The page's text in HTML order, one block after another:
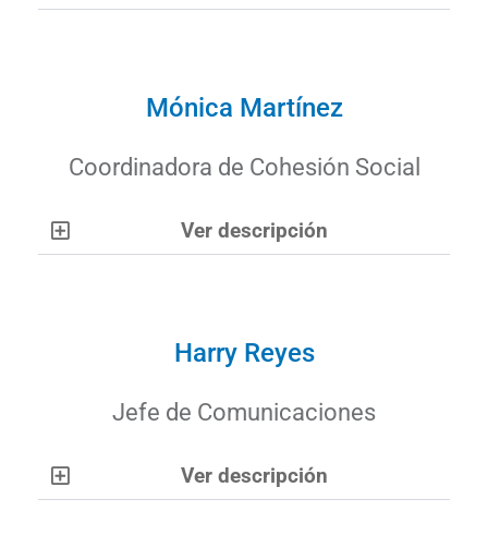
Mónica Martínez
Coordinadora de Cohesión Social
Ver descripción
Harry Reyes
Jefe de Comunicaciones
Ver descripción